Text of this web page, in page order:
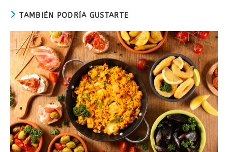
TAMBIÉN PODRÍA GUSTARTE